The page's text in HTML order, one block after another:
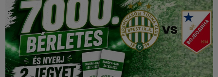
Jegyek
FM YouTube +